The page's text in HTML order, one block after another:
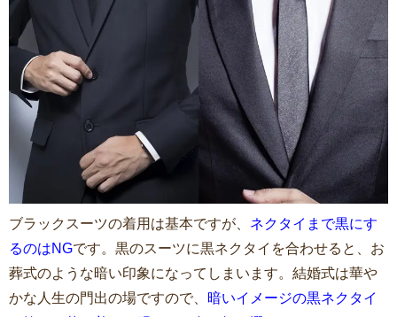
ブラックスーツの着用は基本ですが、 ネクタイまで黒にす
るのはNGです。黒のスーツに黒ネクタイを合わせると、お
葬式のような暗い印象になってしまいます。結婚式は華や
かな人生の門出の場ですので、 暗いイメージの黒ネクタイ